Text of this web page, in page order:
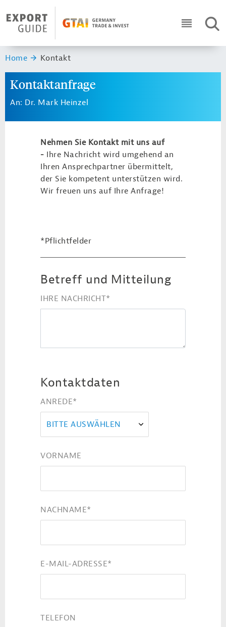
Header Logo
ICON
Sie sind hier:
Home Kontakt
Kontaktanfrage
An: Dr. Mark Heinzel
Nehmen Sie Kontakt mit uns auf
- Ihre Nachricht wird umgehend an
Ihren Ansprechpartner übermittelt,
der Sie kompetent unterstützen wird.
Wir freuen uns auf Ihre Anfrage!
*Pflichtfelder
Betreff und Mitteilung
IHRE NACHRICHT*
Kontaktdaten
ANREDE*
BITTE AUSWÄHLEN
VORNAME
NACHNAME*
E-MAIL-ADRESSE*
TELEFON